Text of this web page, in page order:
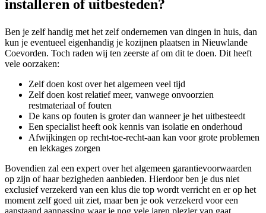
installeren of uitbesteden?
Ben je zelf handig met het zelf ondernemen van dingen in huis, dan
kun je eventueel eigenhandig je kozijnen plaatsen in Nieuwlande
Coevorden. Toch raden wij ten zeerste af om dit te doen. Dit heeft
vele oorzaken:
Zelf doen kost over het algemeen veel tijd
Zelf doen kost relatief meer, vanwege onvoorzien
restmateriaal of fouten
De kans op fouten is groter dan wanneer je het uitbesteedt
Een specialist heeft ook kennis van isolatie en onderhoud
Afwijkingen op recht-toe-recht-aan kan voor grote problemen
en lekkages zorgen
Bovendien zal een expert over het algemeen garantievoorwaarden
op zijn of haar bezigheden aanbieden. Hierdoor ben je dus niet
exclusief verzekerd van een klus die top wordt verricht en er op het
moment zelf goed uit ziet, maar ben je ook verzekerd voor een